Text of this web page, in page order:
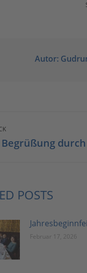
Autor:
Begrüßung
POSTS
Februar 17, 2026